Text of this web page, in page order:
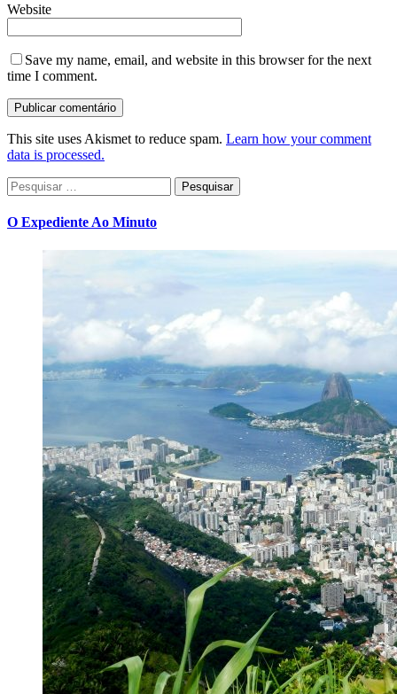
Website
Save my name, email, and website in this browser for the next
time I comment.
This site uses Akismet to reduce spam. Learn how your comment
data is processed.
Pesquisar
por:
O Expediente Ao Minuto